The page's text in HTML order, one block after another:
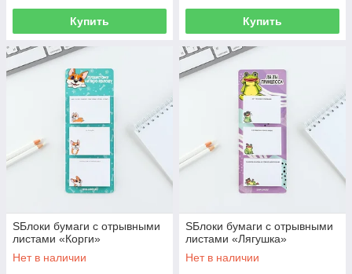
Купить Купить
SБлоки бумаги с отрывными
листами «Корги»
Нет в наличии
SБлоки бумаги с отрывными
листами «Лягушка»
Нет в наличии